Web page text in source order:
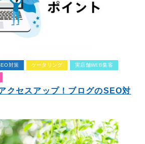
対策 ケータリング 実店舗WEB集客
クセスアップ！ブログのSEO対